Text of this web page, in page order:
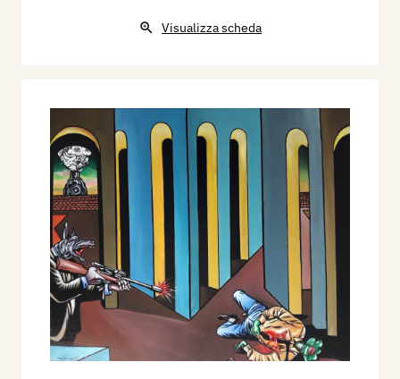
Visualizza scheda